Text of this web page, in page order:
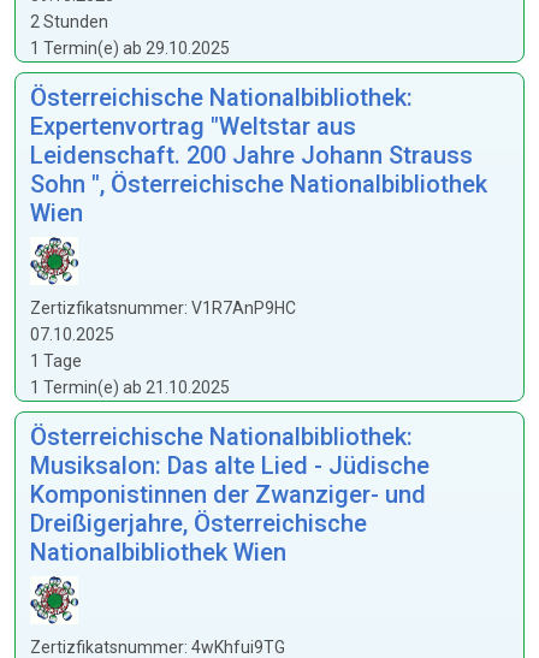
2 Stunden
1 Termin(e) ab 29.10.2025
Österreichische Nationalbibliothek:
Expertenvortrag "Weltstar aus
Leidenschaft. 200 Jahre Johann Strauss
Sohn ", Österreichische Nationalbibliothek
Wien
Zertizfikatsnummer: V1R7AnP9HC
07.10.2025
1 Tage
1 Termin(e) ab 21.10.2025
Österreichische Nationalbibliothek:
Musiksalon: Das alte Lied - Jüdische
Komponistinnen der Zwanziger- und
Dreißigerjahre, Österreichische
Nationalbibliothek Wien
Zertizfikatsnummer: 4wKhfui9TG